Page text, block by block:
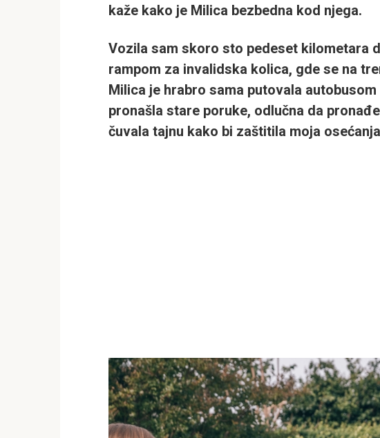
kaže kako je Milica bezbedna kod njega.
Vozila sam skoro sto pedeset kilometara
rampom za invalidska kolica, gde se na
Milica je hrabro sama putovala
pronašla stare poruke, odlučna da
čuvala tajnu kako bi zaštitila moja